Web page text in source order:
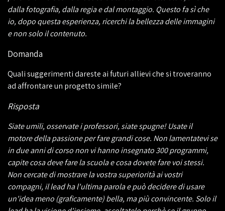
dalla fotografia, dalla regia e dal montaggio. Questo fa sì che
io, dopo questa esperienza, ricerchi la bellezza delle immagini
e non solo il contenuto.
Domanda
Quali suggerimenti dareste ai futuri allievi che si troveranno
ad affrontare un progetto simile?
Risposta
Siate umili, osservate i professori, siate spugne! Usate il
motore della passione per fare grandi cose. Non lamentatevi se
in due anni di corso non vi hanno insegnato 300 programmi,
capite cosa deve fare la scuola e cosa dovete fare voi stessi.
Non cercate di mostrare la vostra superiorità ai vostri
compagni, il lead ha l'ultima parola e può decidere di usare
un'idea meno (graficamente) bella, ma più convincente. Solo il